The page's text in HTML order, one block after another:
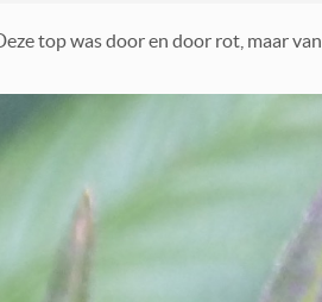
top was door en door rot, maar van